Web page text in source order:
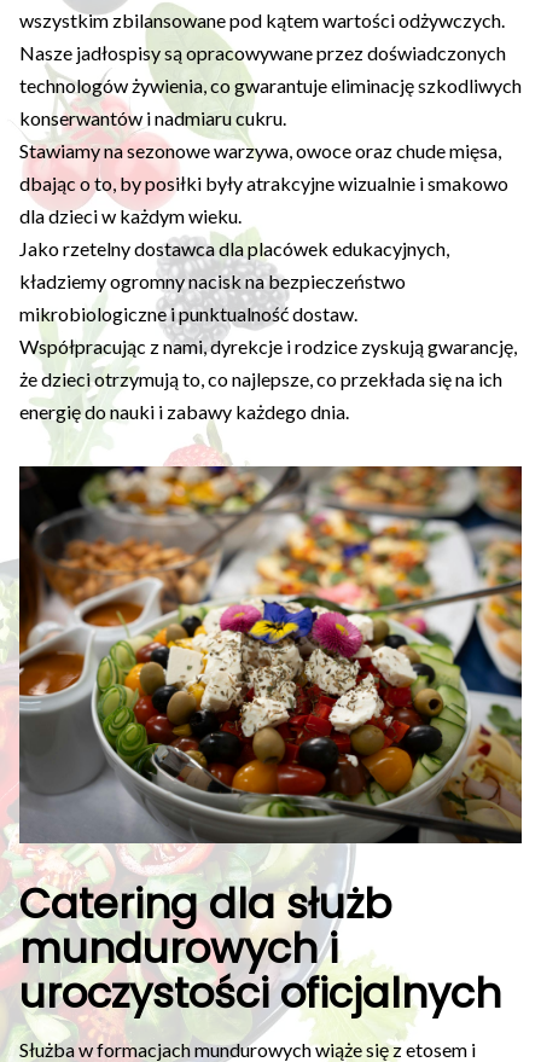
wszystkim zbilansowane pod kątem wartości odżywczych.
Nasze jadłospisy są opracowywane przez doświadczonych
technologów żywienia, co gwarantuje eliminację szkodliwych
konserwantów i nadmiaru cukru.
Stawiamy na sezonowe warzywa, owoce oraz chude mięsa,
dbając o to, by posiłki były atrakcyjne wizualnie i smakowo
dla dzieci w każdym wieku.
Jako rzetelny dostawca dla placówek edukacyjnych,
kładziemy ogromny nacisk na bezpieczeństwo
mikrobiologiczne i punktualność dostaw.
Współpracując z nami, dyrekcje i rodzice zyskują gwarancję,
że dzieci otrzymują to, co najlepsze, co przekłada się na ich
energię do nauki i zabawy każdego dnia.
Catering dla służb
mundurowych i
uroczystości oficjalnych
Służba w formacjach mundurowych wiąże się z etosem i